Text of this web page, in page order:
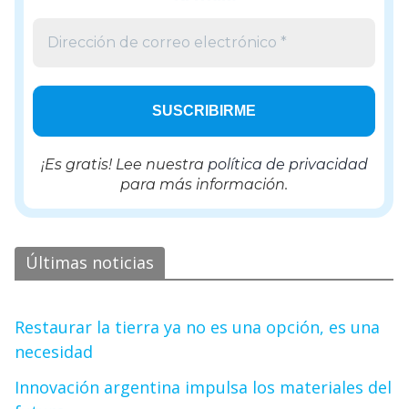
¡Es gratis! Lee nuestra política de privacidad
para más información.
Últimas noticias
Restaurar la tierra ya no es una opción, es una
necesidad
Innovación argentina impulsa los materiales del